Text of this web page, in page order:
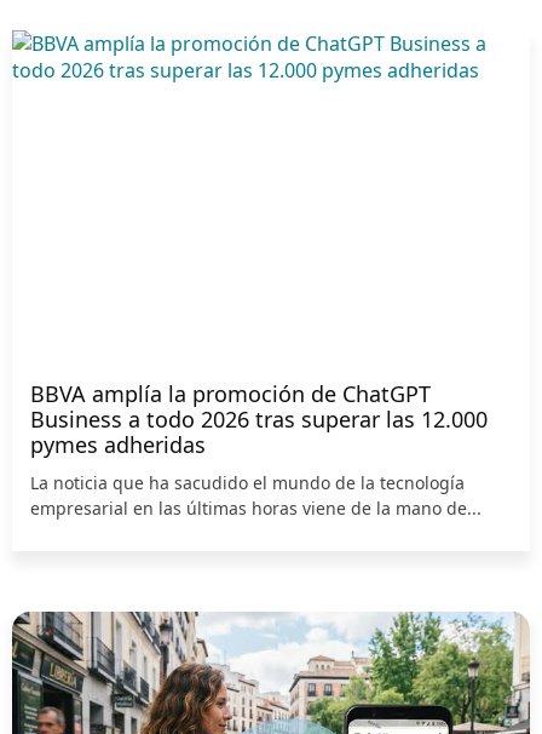
BBVA amplía la promoción de ChatGPT
Business a todo 2026 tras superar las 12.000
pymes adheridas
La noticia que ha sacudido el mundo de la tecnología
empresarial en las últimas horas viene de la mano de...